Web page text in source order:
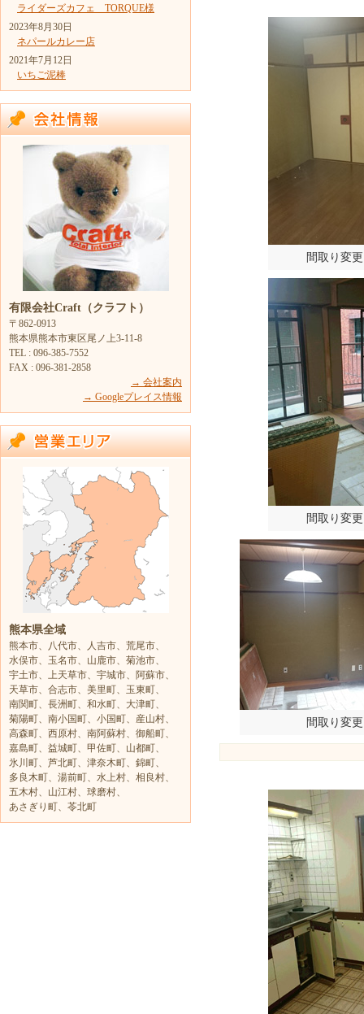
ライダーズカフェ TORQUE様
2023年8月30日
ネパールカレー店
2021年7月12日
いちご泥棒
有限会社Craft（クラフト）
〒862-0913
熊本県熊本市東区尾ノ上3-11-8
TEL : 096-385-7552
FAX : 096-381-2858
→ 会社案内
→ Googleプレイス情報
熊本県全域
熊本市、八代市、人吉市、荒尾市、
水俣市、玉名市、山鹿市、菊池市、
宇土市、上天草市、宇城市、阿蘇市、
天草市、合志市、美里町、玉東町、
南関町、長洲町、和水町、大津町、
菊陽町、南小国町、小国町、産山村、
高森町、西原村、南阿蘇村、御船町、
嘉島町、益城町、甲佐町、山都町、
氷川町、芦北町、津奈木町、錦町、
多良木町、湯前町、水上村、相良村、
五木村、山江村、球磨村、
あさぎり町、苓北町
間取り変
間取り変
間取り変